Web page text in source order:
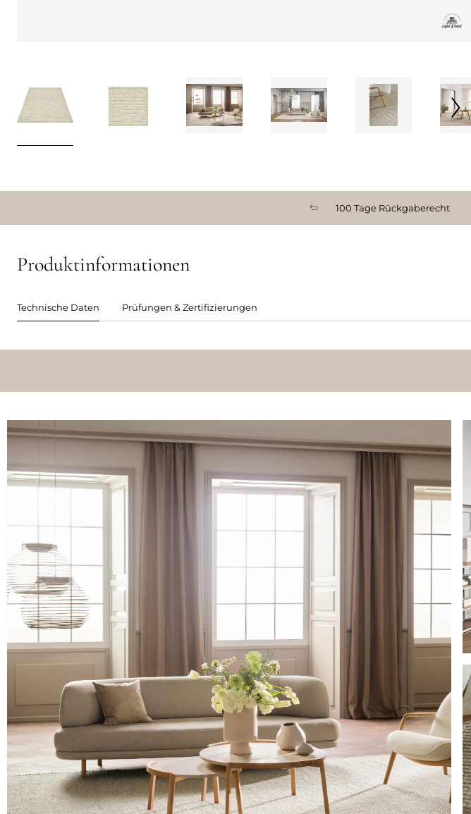
100 Tage Rückgaberecht
Produktinformationen
Technische Daten Prüfungen & Zertifizierungen